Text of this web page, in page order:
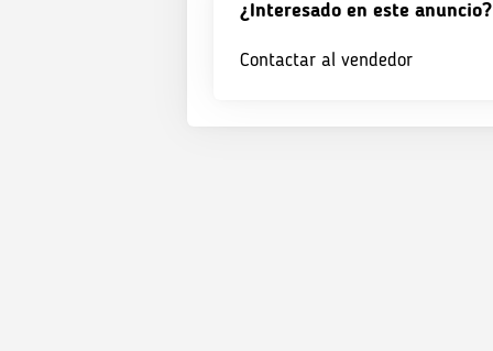
¿Interesado en este anuncio?
Contactar al vendedor